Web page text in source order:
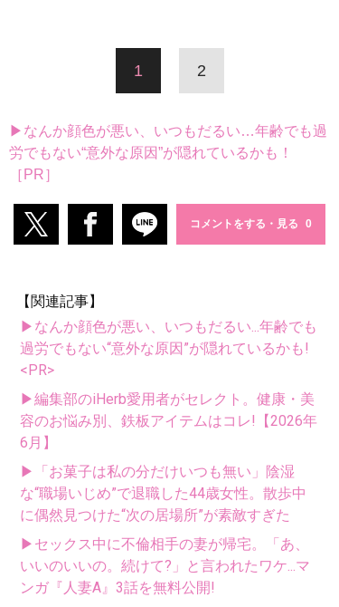
1 2
▶なんか顔色が悪い、いつもだるい…年齢でも過
労でもない“意外な原因”が隠れているかも！
［PR］
コメントをする・見る
【関連記事】
▶なんか顔色が悪い、いつもだるい...年齢でも
過労でもない“意外な原因”が隠れているかも!
<PR>
▶編集部のiHerb愛用者がセレクト。健康・美
容のお悩み別、鉄板アイテムはコレ!【2026年
6月】
▶「お菓子は私の分だけいつも無い」陰湿
な“職場いじめ”で退職した44歳女性。散歩中
に偶然見つけた“次の居場所”が素敵すぎた
▶セックス中に不倫相手の妻が帰宅。「あ、
いいのいいの。続けて?」と言われたワケ...マ
ンガ『人妻A』3話を無料公開!